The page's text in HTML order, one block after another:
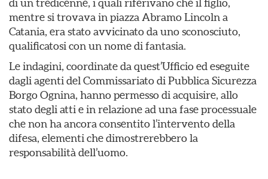
di un tredicenne, i quali riferivano che il figlio,
mentre si trovava in piazza Abramo Lincoln a
Catania, era stato avvicinato da uno sconosciuto,
qualificatosi con un nome di fantasia.
Le indagini, coordinate da quest’Ufficio ed eseguite
dagli agenti del Commissariato di Pubblica Sicurezza
Borgo Ognina, hanno permesso di acquisire, allo
stato degli atti e in relazione ad una fase processuale
che non ha ancora consentito l’intervento della
difesa, elementi che dimostrerebbero la
responsabilità dell’uomo.